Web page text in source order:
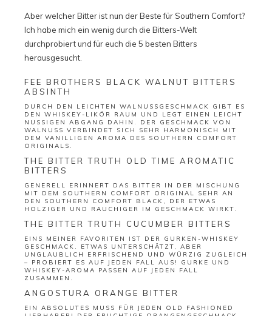
Aber welcher Bitter ist nun der Beste für Southern Comfort?
Ich habe mich ein wenig durch die Bitters-Welt
durchprobiert und für euch die 5 besten Bitters
herausgesucht.
FEE BROTHERS BLACK WALNUT BITTERS
ABSINTH
DURCH DEN LEICHTEN WALNUSSGESCHMACK GIBT ES
DEN WHISKEY-LIKÖR RAUM UND LEGT EINEN LEICHT
NUSSIGEN ABGANG DAHIN. DER GESCHMACK VON
WALNUSS VERBINDET SICH SEHR HARMONISCH MIT
DEM VANILLIGEN AROMA DES SOUTHERN COMFORT
ORIGINALS.
THE BITTER TRUTH OLD TIME AROMATIC
BITTERS
GENERELL ERINNERT DAS BITTER IN DER MISCHUNG
MIT DEM SOUTHERN COMFORT ORIGINAL SEHR AN
DEN SOUTHERN COMFORT BLACK, DER ETWAS
HOLZIGER UND RAUCHIGER IM GESCHMACK WIRKT.
THE BITTER TRUTH CUCUMBER BITTERS
EINS MEINER FAVORITEN IST DER GURKEN-WHISKEY
GESCHMACK. ETWAS UNTERSCHÄTZT, ABER
UNGLAUBLICH ERFRISCHEND UND WÜRZIG ZUGLEICH
– PROBIERT ES AUF JEDEN FALL AUS! GURKE UND
WHISKEY-AROMA PASSEN AUF JEDEN FALL
ZUSAMMEN.
ANGOSTURA ORANGE BITTER
EIN ABSOLUTES MUSS FÜR JEDEN OLD FASHIONED